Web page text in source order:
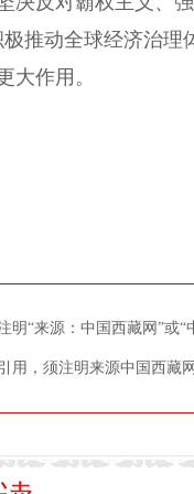
推动全球经济治
大作用。
明“来源：中国西藏网”或
用，须注明来源中国西藏